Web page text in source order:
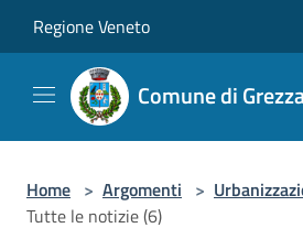
Regione Veneto
Comune di
Home > Argomenti >
Tutte le notizie (6)